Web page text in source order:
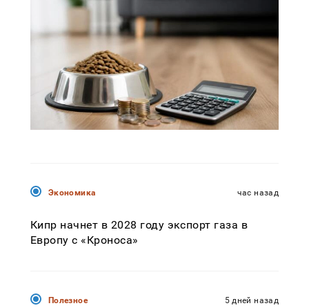
Экономика час назад
Кипр начнет в 2028 году экспорт газа в
Европу с «Кроноса»
Полезное 5 дней назад